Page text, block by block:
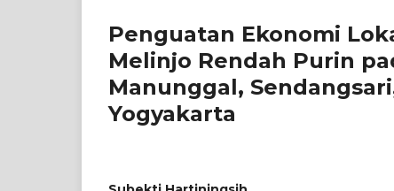
Penguatan Ekonomi
Melinjo Rendah Purin
Manunggal,
Yogyakarta